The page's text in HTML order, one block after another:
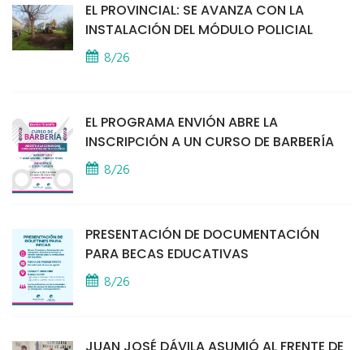
EL PROVINCIAL: SE AVANZA CON LA
INSTALACIÓN DEL MÓDULO POLICIAL
8/26
EL PROGRAMA ENVIÓN ABRE LA
INSCRIPCIÓN A UN CURSO DE BARBERÍA
8/26
PRESENTACIÓN DE DOCUMENTACIÓN
PARA BECAS EDUCATIVAS
8/26